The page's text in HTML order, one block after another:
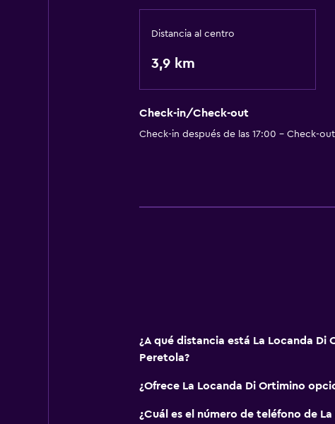
Distancia al centro
3,9 km
Check-in/Check-out
Check-in después de las 17:00 - Check-
¿A qué distancia está La Locanda Di
Peretola?
¿Ofrece La Locanda Di Ortimino
¿Cuál es el número de teléfono de